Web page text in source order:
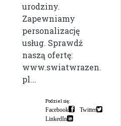
urodziny.
Zapewniamy
personalizację
usług. Sprawdź
naszą ofertę:
www.swiatwrazen.
pl...
Podziel się:
Facebook
Twitter
LinkedIn